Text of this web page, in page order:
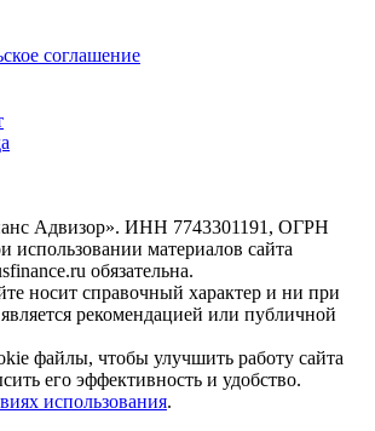
соглашение
Адвизор». ИНН 7743301191, ОГРН
использовании материалов сайта
обязательна.
носит справочный характер и ни при
рекомендацией или публичной
файлы, чтобы улучшить работу сайта
его эффективность и удобство.
использования.